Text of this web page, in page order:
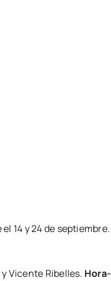
14 y 24 de sep­tiem­bre.
Vicen­te Ribe­lles. Hora­